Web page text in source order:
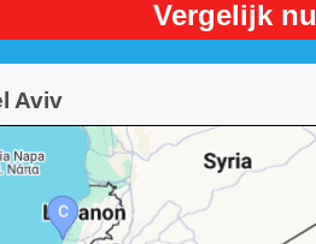
Vergelijk nu
Aviv